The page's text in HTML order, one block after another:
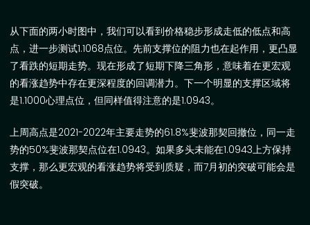
从下面的两小时图中，我们可以看到价格稳步形成走低的低点和高
点，进一步测试1.1068点位。先前支撑位的阻力也在起作用，更凸显
了看跌的短期走势。现在形成了短期下降三角形，意味着在更宏观
的看涨趋势中存在更深程度的回调潜力。下一个明显的支撑区域将
是1.1000心理点位，但同样值得注意的是1.0943。
上周高点是2021-2022年主要走势的61.8%斐波那契回撤位，同一走
势的50%斐波那契点位在1.0943。如果多头未能在1.0943上方保持
支撑，那么更宏观的看涨趋势将受到质疑，而7月初的突破可能会是
假突破。